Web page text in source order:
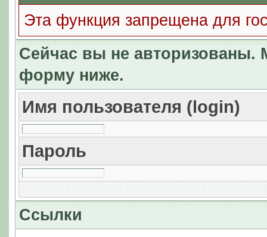
Эта функция запрещена для
Сейчас вы не авторизованы.
форму ниже.
Имя пользователя (login)
Пароль
Ссылки